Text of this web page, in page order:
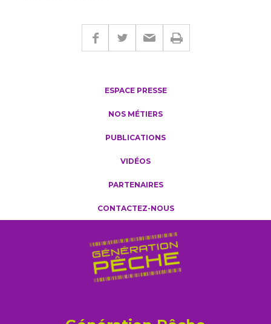
ESPACE PRESSE
NOS MÉTIERS
PUBLICATIONS
VIDÉOS
PARTENAIRES
CONTACTEZ-NOUS